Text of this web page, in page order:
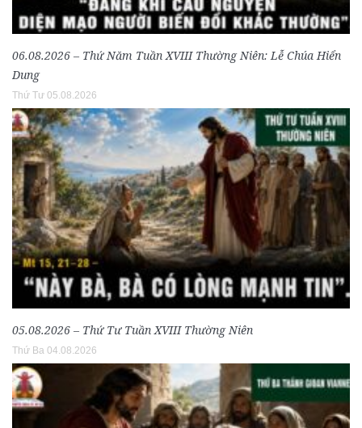
06.08.2026 – Thứ Năm Tuần XVIII Thường Niên: Lễ Chúa Hiển
Dung
Thứ Tư 05.08.2026
05.08.2026 – Thứ Tư Tuần XVIII Thường Niên
Thứ Ba 04.08.2026